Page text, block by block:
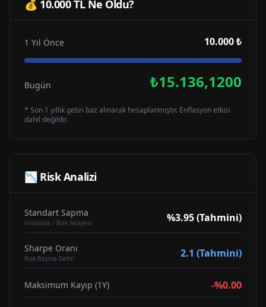
💰 10.000 TL Ne Oldu?
1 Yıl Önce 10.000 ₺
Bugün ₺15.136,1200
* Son 1 yıllık getiri baz alınarak hesaplanmıştır. Enflasyon etkisi
dahil değildir.
📉 Risk Analizi
Standart Sapma
Volatilite / Risk Seviyesi %3.95 (Tahmini)
Sharpe Oranı
Risk Başına Getiri 2.1 (Tahmini)
Maksimum Kayıp (1Y) -%0.00